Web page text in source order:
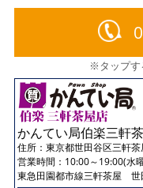
※タップす
かんてい局伯楽三軒
住所： 東京都世田谷区三軒
営業時間：10:00～19:00(水
東急田園都市線三軒茶屋 世